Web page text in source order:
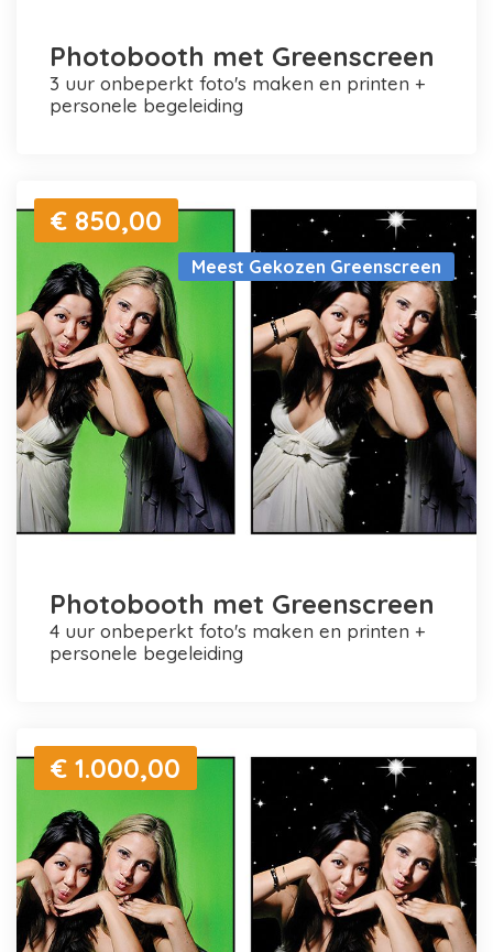
Photobooth met Greenscreen
3 uur onbeperkt foto's maken en printen +
personele begeleiding
Meest Gekozen Greenscreen
€ 850,00
Photobooth met Greenscreen
4 uur onbeperkt foto's maken en printen +
personele begeleiding
€ 1.000,00